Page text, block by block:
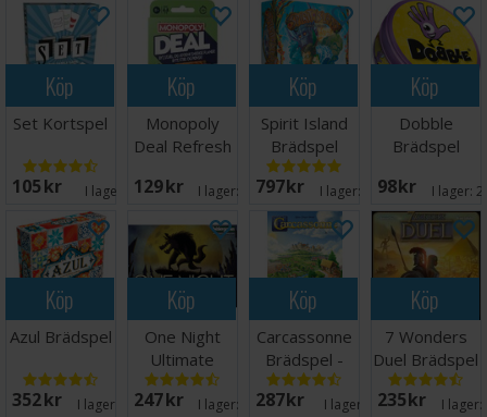
Antal spelare: 2-5
Ålder: 8+
Speltid: 25 minuter
Språk: Svenska
Köp
Set Kortspel
105 SEK I lager:
Köp
Monopoly
Deal Refresh
129 SEK I lager: 20+
Köp
Spirit Island
Brädspel
797 SEK I lager: 20+
Köp
Dobble
Brädspel
98 SEK I lager:
Köp
Azul Brädspel
352 SEK I lager: 20+
Köp
One Night
Ultimate
Werewolf
Brädspel
247 SEK I lager: 20+
Köp
Carcassonne
Brädspel -
Svensk
287 SEK I lager: 18
Köp
7 Wonders
Duel Brädspel
- Svensk
235 SEK I lager: